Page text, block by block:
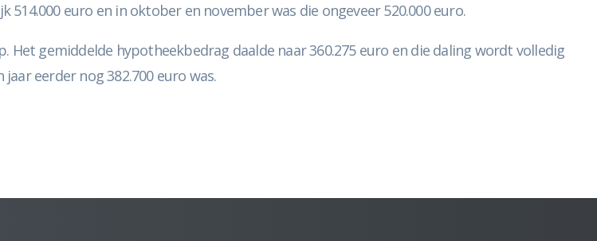
euro en in oktober en november was die ongeveer 520.000 euro.
gemiddelde hypotheekbedrag daalde naar 360.275 euro en die daling wordt volledig
eerder nog 382.700 euro was.